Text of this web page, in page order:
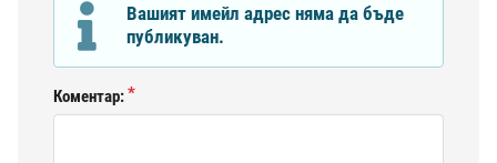
Вашият имейл адрес няма да бъде
публикуван.
Коментар: